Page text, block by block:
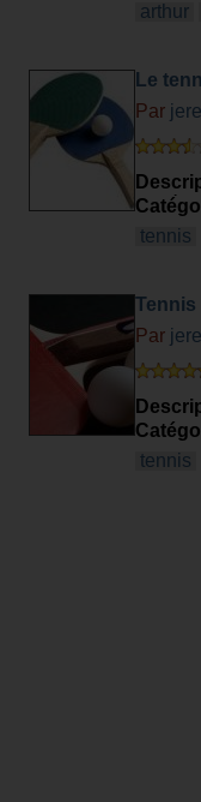
arthur
Le
Par
les
tennis
Tennis
Par
tennis